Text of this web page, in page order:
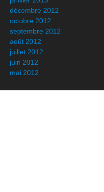
décembre 2012
octobre 2012
septembre 2012
août 2012
juillet 2012
juin 2012
mai 2012